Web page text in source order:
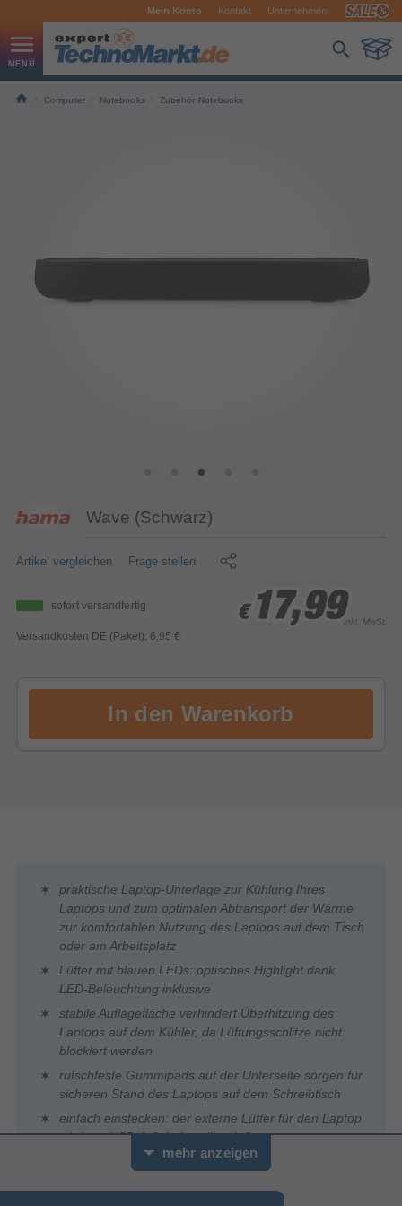
Mein Konto Kontakt Unternehmen
Computer Notebooks Zubehör Notebooks
Wave (Schwarz)
Artikel vergleichen Frage stellen
sofort versandfertig
Versandkosten DE (Paket): 6,95 €
€ 17,99
€ 17,99
€ 17,99inkl. MwSt.
praktische Laptop-Unterlage zur Kühlung Ihres
Laptops und zum optimalen Abtransport der Wärme
zur komfortablen Nutzung des Laptops auf dem Tisch
oder am Arbeitsplatz
Lüfter mit blauen LEDs: optisches Highlight dank
LED-Beleuchtung inklusive
stabile Auflagefläche verhindert Überhitzung des
Laptops auf dem Kühler, da Lüftungsschlitze nicht
blockiert werden
rutschfeste Gummipads auf der Unterseite sorgen für
sicheren Stand des Laptops auf dem Schreibtisch
einfach einstecken: der externe Lüfter für den Laptop
wird per USB-A-Schnittstelle mit Strom versorgt
das Kühlpad ist sparsam im Verbrauch: geringe
mehr anzeigen